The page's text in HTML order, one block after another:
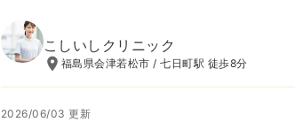
こしいしクリニック
福島県会津若松市 / 七日町駅 徒歩8分
2026/06/03 更新